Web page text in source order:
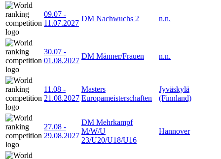
09.07 -
11.07.2027
DM Nachwuchs 2 n.n.
30.07 -
01.08.2027
DM Männer/Frauen n.n.
11.08 -
21.08.2027
Masters
Europameisterschaften
Jyväskylä
(Finnland)
27.08 -
29.08.2027
DM Mehrkampf
M/W/U
23/U20/U18/U16
Hannover